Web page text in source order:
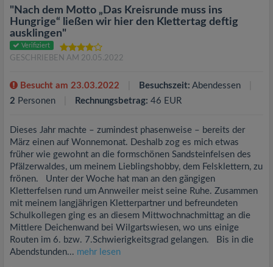
"Nach dem Motto „Das Kreisrunde muss ins
Hungrige“ ließen wir hier den Klettertag deftig
ausklingen"
Verifiziert
GESCHRIEBEN AM 20.05.2022
Besucht am 23.03.2022 Besuchszeit: Abendessen
2 Personen Rechnungsbetrag: 46 EUR
Dieses Jahr machte – zumindest phasenweise – bereits der
März einen auf Wonnemonat. Deshalb zog es mich etwas
früher wie gewohnt an die formschönen Sandsteinfelsen des
Pfälzerwaldes, um meinem Lieblingshobby, dem Felsklettern, zu
frönen. Unter der Woche hat man an den gängigen
Kletterfelsen rund um Annweiler meist seine Ruhe. Zusammen
mit meinem langjährigen Kletterpartner und befreundeten
Schulkollegen ging es an diesem Mittwochnachmittag an die
Mittlere Deichenwand bei Wilgartswiesen, wo uns einige
Routen im 6. bzw. 7.Schwierigkeitsgrad gelangen. Bis in die
Abendstunden... mehr lesen